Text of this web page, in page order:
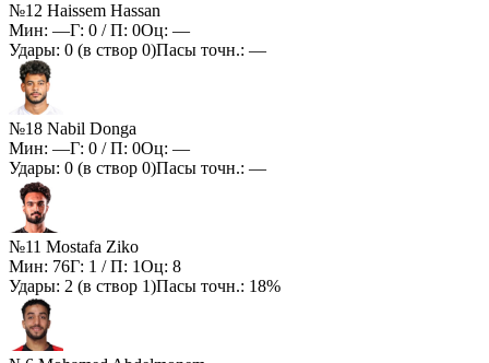
№12 Haissem Hassan
Мин: —Г: 0 / П: 0Оц: —
Удары: 0 (в створ 0)Пасы точн.: —
№18 Nabil Donga
Мин: —Г: 0 / П: 0Оц: —
Удары: 0 (в створ 0)Пасы точн.: —
№11 Mostafa Ziko
Мин: 76Г: 1 / П: 1Оц: 8
Удары: 2 (в створ 1)Пасы точн.: 18%